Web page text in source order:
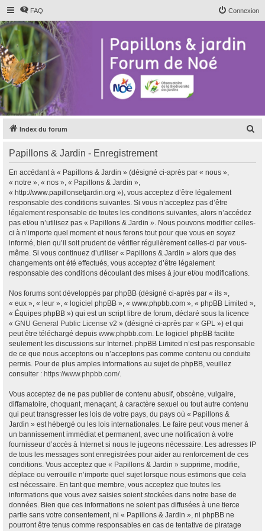
FAQ Connexion
Index du forum
Papillons & Jardin - Enregistrement
En accédant à « Papillons & Jardin » (désigné ci-après par « nous »,
« notre », « nos », « Papillons & Jardin »,
« http://www.papillonsetjardin.org »), vous acceptez d’être légalement
responsable des conditions suivantes. Si vous n’acceptez pas d’être
légalement responsable de toutes les conditions suivantes, alors n’accédez
pas et/ou n’utilisez pas « Papillons & Jardin ». Nous pouvons modifier celles-
ci à n’importe quel moment et nous ferons tout pour que vous en soyez
informé, bien qu’il soit prudent de vérifier régulièrement celles-ci par vous-
même. Si vous continuez d’utiliser « Papillons & Jardin » alors que des
changements ont été effectués, vous acceptez d’être légalement
responsable des conditions découlant des mises à jour et/ou modifications.
Nos forums sont développés par phpBB (désigné ci-après par « ils »,
« eux », « leur », « logiciel phpBB », « www.phpbb.com », « phpBB Limited »,
« Équipes phpBB ») qui est un script libre de forum, déclaré sous la licence
« GNU General Public License v2 » (désigné ci-après par « GPL ») et qui
peut être téléchargé depuis www.phpbb.com. Le logiciel phpBB facilite
seulement les discussions sur Internet. phpBB Limited n’est pas responsable
de ce que nous acceptons ou n’acceptons pas comme contenu ou conduite
permis. Pour de plus amples informations au sujet de phpBB, veuillez
consulter : https://www.phpbb.com/.
Vous acceptez de ne pas publier de contenu abusif, obscène, vulgaire,
diffamatoire, choquant, menaçant, à caractère sexuel ou tout autre contenu
qui peut transgresser les lois de votre pays, du pays où « Papillons &
Jardin » est hébergé ou les lois internationales. Le faire peut vous mener à
un bannissement immédiat et permanent, avec une notification à votre
fournisseur d’accès à Internet si nous le jugeons nécessaire. Les adresses IP
de tous les messages sont enregistrées pour aider au renforcement de ces
conditions. Vous acceptez que « Papillons & Jardin » supprime, modifie,
déplace ou verrouille n’importe quel sujet lorsque nous estimons que cela
est nécessaire. En tant que membre, vous acceptez que toutes les
informations que vous avez saisies soient stockées dans notre base de
données. Bien que ces informations ne soient pas diffusées à une tierce
partie sans votre consentement, ni « Papillons & Jardin », ni phpBB ne
pourront être tenus comme responsables en cas de tentative de piratage